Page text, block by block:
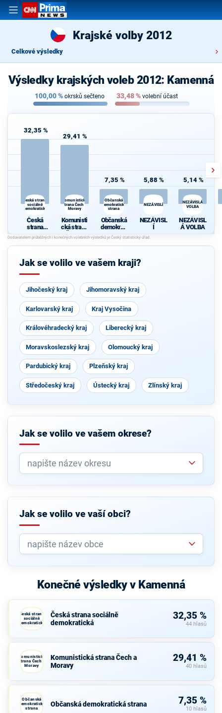
Krajské volby 2012
Celkové výsledky
Výsledky krajských voleb 2012: Kamenná
100,00% okrsků sečteno 33,48% volební účast
32,35 %
Česká strana
sociálně
demokratická
Česká
strana
sociálně
demokrati
cká
29,41 %
Komunistická
strana Čech a
Moravy
Komunisti
cká strana
Čech a
Moravy
7,35 %
Občanská
demokratická
strana
Občanská
demokrati
cká strana
5,88 %
NEZÁVISLÍ
NEZÁVISL
Í
5,14 %
NEZÁVISLÁ
VOLBA
NEZÁVISL
Á VOLBA
Jak se volilo ve vašem kraji?
Jihočeský kraj Jihomoravský kraj
Karlovarský kraj Kraj Vysočina
Královéhradecký kraj Liberecký kraj
Moravskoslezský kraj Olomoucký kraj
Pardubický kraj Plzeňský kraj
Středočeský kraj Ústecký kraj Zlínský kraj
Jak se volilo ve vašem okrese?
Jak se volilo ve vaší obci?
Konečné výsledky v Kamenná
Česká strana
sociálně
demokratická
Česká strana sociálně
demokratická
32,35 %
44 hlasů
Komunistická
strana Čech a
Moravy
Komunistická strana Čech a
Moravy
29,41 %
40 hlasů
Občanská
demokratická
strana
Občanská demokratická strana 7,35 %
10 hlasů